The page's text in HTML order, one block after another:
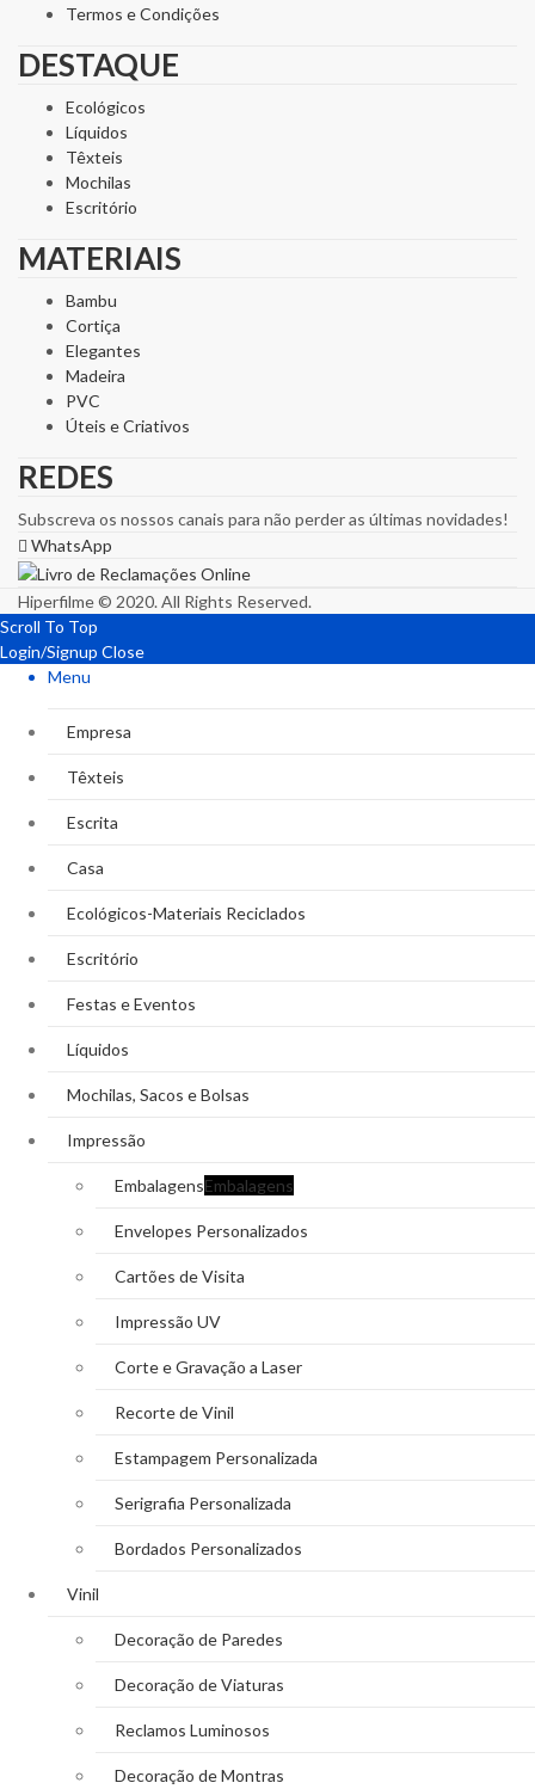
Termos e Condições
DESTAQUE
Ecológicos
Líquidos
Têxteis
Mochilas
Escritório
MATERIAIS
Bambu
Cortiça
Elegantes
Madeira
PVC
Úteis e Criativos
REDES
Subscreva os nossos canais para não perder as últimas novidades!
WhatsApp
Hiperfilme © 2020. All Rights Reserved.
Scroll To Top
Login/Signup Close
Menu
Empresa
Têxteis
Escrita
Casa
Ecológicos-Materiais Reciclados
Escritório
Festas e Eventos
Líquidos
Mochilas, Sacos e Bolsas
Impressão
EmbalagensEmbalagens
Envelopes Personalizados
Cartões de Visita
Impressão UV
Corte e Gravação a Laser
Recorte de Vinil
Estampagem Personalizada
Serigrafia Personalizada
Bordados Personalizados
Vinil
Decoração de Paredes
Decoração de Viaturas
Reclamos Luminosos
Decoração de Montras